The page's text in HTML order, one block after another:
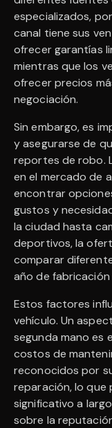
especializados,
canal tiene sus
ofrecer garantías
mientras que los
ofrecer precios
negociación.
Sin embargo, es
y asegurarse de
reportes de robo.
en el mercado de
encontrar
gustos y
la ciudad hasta
deportivos, la
comparar
año de
Estos factores
vehículo. Un
segunda mano es
costos de
reconocidos por
reparación, lo que
significativo a
sobre la